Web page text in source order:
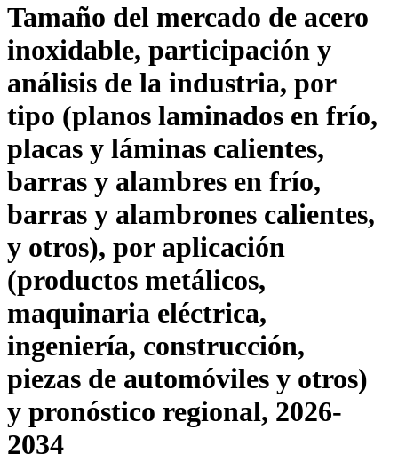
Tamaño del mercado de acero
inoxidable, participación y
análisis de la industria, por
tipo (planos laminados en frío,
placas y láminas calientes,
barras y alambres en frío,
barras y alambrones calientes,
y otros), por aplicación
(productos metálicos,
maquinaria eléctrica,
ingeniería, construcción,
piezas de automóviles y otros)
y pronóstico regional, 2026-
2034